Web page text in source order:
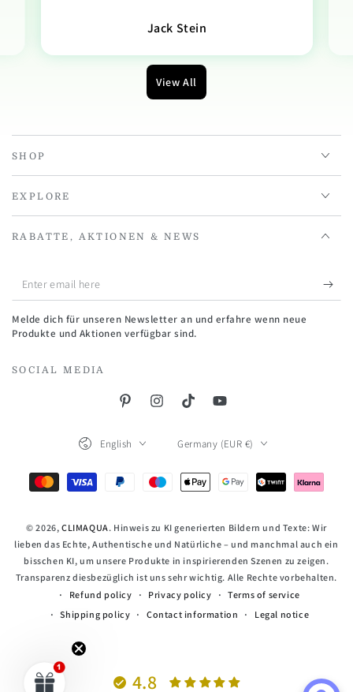
Jack Stein
View All
SHOP
EXPLORE
RABATTE, AKTIONEN & NEWS
Enter
email
here
Melde dich für unseren Newsletter an und erfahre wenn neue
Produkte und Aktionen verfügbar sind.
SOCIAL MEDIA
PinterestInstagramTikTokYouTube
© 2026, CLIMAQUA. Hinweis zu KI generierten Bildern und Texte: Wir
lieben das Echte, Authentische und Natürliche – und manchmal auch ein
bisschen KI, um unsere Produkte in inspirierenden Szenen zu zeigen.
Transparenz diesbezüglich ist uns sehr wichtig. Alle Rechte vorbehalten.
Refund policy
Privacy policy
Terms of service
Shipping policy
Contact information Legal notice
English Germany (EUR €)
Payment
4.8